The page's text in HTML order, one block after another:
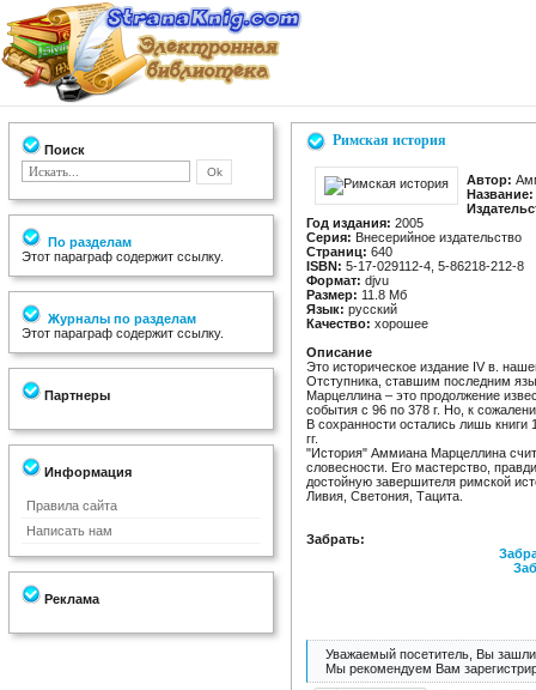
Поиск
По разделам
Этот параграф содержит ссылку.
Журналы по разделам
Этот параграф содержит ссылку.
Партнеры
Информация
Правила сайта
Написать нам
Реклама
Римская история
Автор:
Название:
Год издания: 2005
Серия: Внесерийное издательство
Страниц: 640
ISBN: 5-17-029112-4, 5-86218-212-8
Формат: djvu
Размер: 11.8 Мб
Язык: русский
Качество: хорошее
Описание
Это историческое издание IV в.
Отступника, ставшим последним
Марцеллина – это продолжение
события с 96 по 378 г. Но, к
В сохранности остались лишь
гг.
"История" Аммиана Марцеллина
словесности. Его мастерство,
достойную завершителя римской
Ливия, Светония, Тацита.
Забрать:
Уважаемый посетитель, Вы зашли
Мы рекомендуем Вам